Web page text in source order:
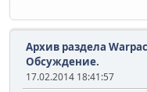
Архив раздела
Обсуждение.
17.02.2014 18:41:57